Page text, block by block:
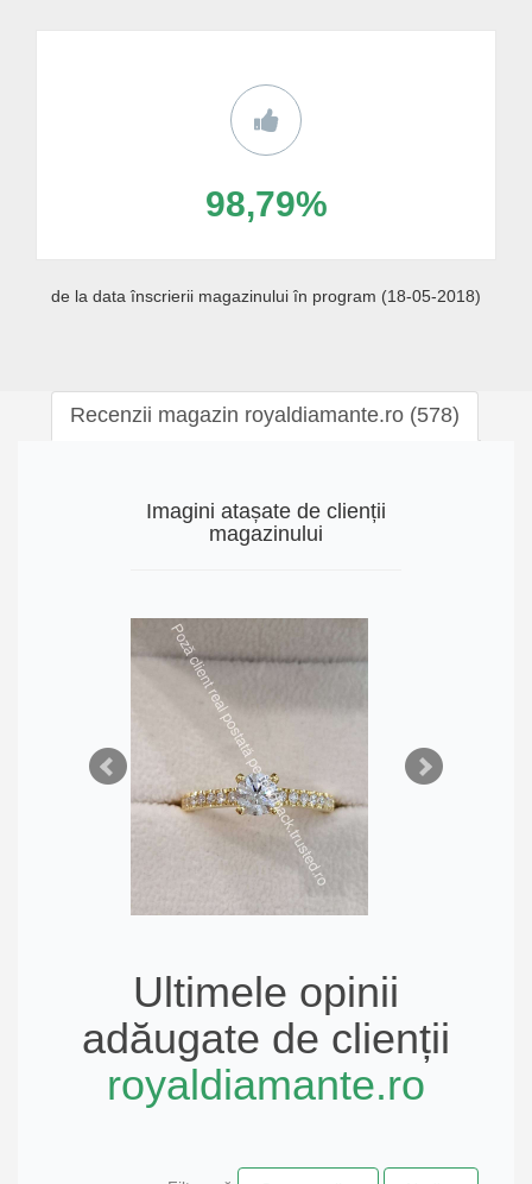
98,79%
de la data înscrierii magazinului în program (18-05-2018)
Recenzii magazin royaldiamante.ro (578)
Imagini atașate de clienții
magazinului
Ultimele opinii
adăugate de clienții
royaldiamante.ro